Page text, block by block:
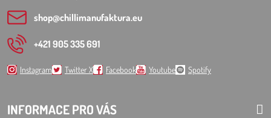
shop​@chillimanufaktura​.eu
+421 905 335 691
Instagram Twitter X Facebook Youtube Spotify
INFORMACE PRO VÁS